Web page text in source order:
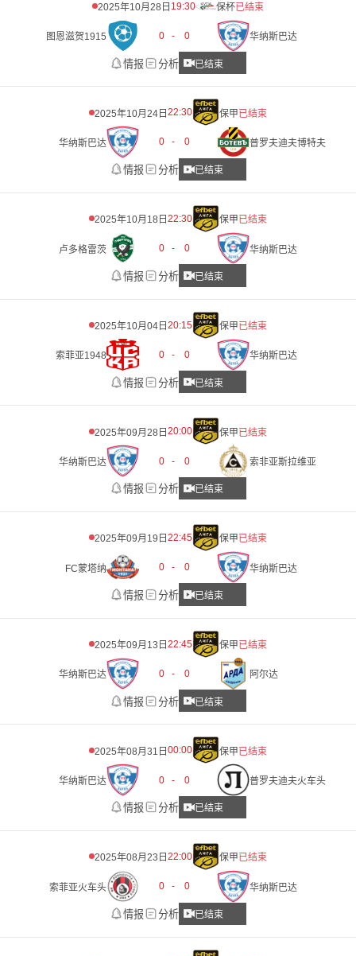
2025年10月28日 19:30 保杯已结束
图恩滋贺1915 0 - 0 华纳斯巴达
情报 分析 已结束
2025年10月24日 22:30 保甲已结束
华纳斯巴达 0 - 0 普罗夫迪夫博特夫
情报 分析 已结束
2025年10月18日 22:30 保甲已结束
卢多格雷茨 0 - 0 华纳斯巴达
情报 分析 已结束
2025年10月04日 20:15 保甲已结束
索菲亚1948 0 - 0 华纳斯巴达
情报 分析 已结束
2025年09月28日 20:00 保甲已结束
华纳斯巴达 0 - 0 索非亚斯拉维亚
情报 分析 已结束
2025年09月19日 22:45 保甲已结束
FC蒙塔纳 0 - 0 华纳斯巴达
情报 分析 已结束
2025年09月13日 22:45 保甲已结束
华纳斯巴达 0 - 0 阿尔达
情报 分析 已结束
2025年08月31日 00:00 保甲已结束
华纳斯巴达 0 - 0 普罗夫迪夫火车头
情报 分析 已结束
2025年08月23日 22:00 保甲已结束
索菲亚火车头 0 - 0 华纳斯巴达
情报 分析 已结束